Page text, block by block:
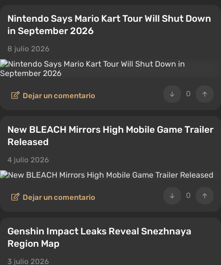
Nintendo Says Mario Kart Tour Will Shut Down
in September 2026
8 julio 2026
0
Dejar un comentario
New BLEACH Mirrors High Mobile Game Trailer
Released
4 julio 2026
0
Dejar un comentario
Genshin Impact Leaks Reveal Snezhnaya
Region Map
3 julio 2026